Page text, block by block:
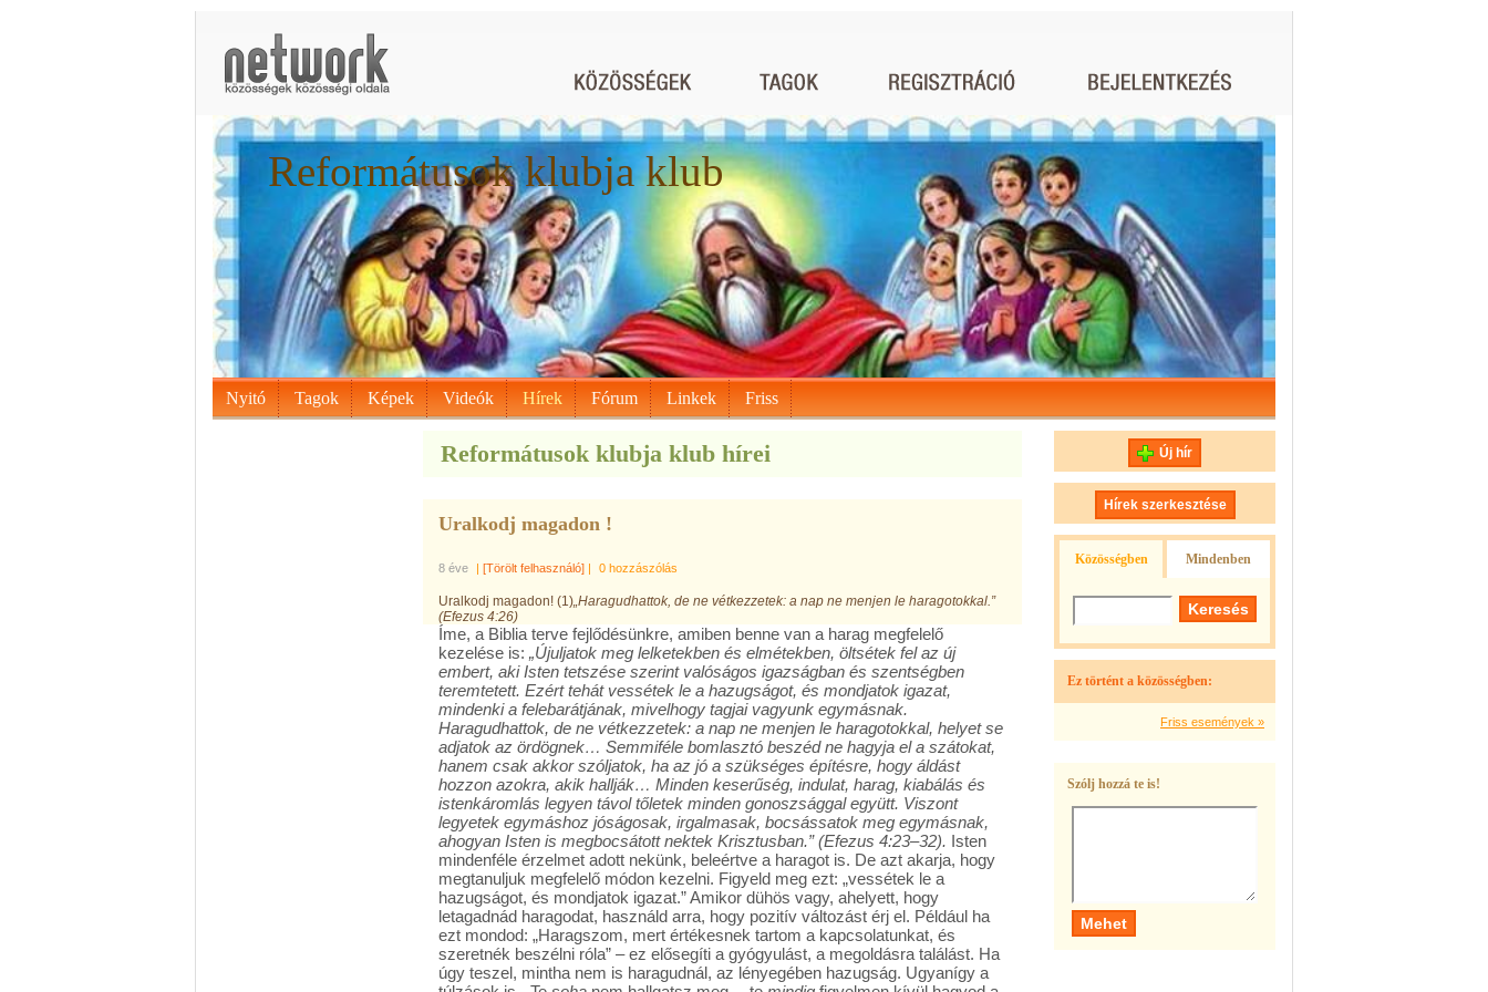
Reformátusok klubja klub
Nyitó Tagok Képek Videók Hírek Fórum Linkek Friss
Reformátusok klubja klub hírei
Uralkodj magadon !
8 éve | [Törölt felhasználó] | 0 hozzászólás
Uralkodj magadon! (1)„Haragudhattok, de ne vétkezzetek: a nap ne menjen le haragotokkal.”
(Efezus 4:26)
Íme, a Biblia terve fejlődésünkre, amiben benne van a harag megfelelő
kezelése is: „Újuljatok meg lelketekben és elmétekben, öltsétek fel az új
embert, aki Isten tetszése szerint valóságos igazságban és szentségben
teremtetett. Ezért tehát vessétek le a hazugságot, és mondjatok igazat,
mindenki a felebarátjának, mivelhogy tagjai vagyunk egymásnak.
Haragudhattok, de ne vétkezzetek: a nap ne menjen le haragotokkal, helyet se
adjatok az ördögnek… Semmiféle bomlasztó beszéd ne hagyja el a szátokat,
hanem csak akkor szóljatok, ha az jó a szükséges építésre, hogy áldást
hozzon azokra, akik hallják… Minden keserűség, indulat, harag, kiabálás és
istenkáromlás legyen távol tőletek minden gonoszsággal együtt. Viszont
legyetek egymáshoz jóságosak, irgalmasak, bocsássatok meg egymásnak,
ahogyan Isten is megbocsátott nektek Krisztusban.” (Efezus 4:23–32). Isten
mindenféle érzelmet adott nekünk, beleértve a haragot is. De azt akarja, hogy
megtanuljuk megfelelő módon kezelni. Figyeld meg ezt: „vessétek le a
hazugságot, és mondjatok igazat.” Amikor dühös vagy, ahelyett, hogy
letagadnád haragodat, használd arra, hogy pozitív változást érj el. Például ha
ezt mondod: „Haragszom, mert értékesnek tartom a kapcsolatunkat, és
szeretnék beszélni róla” – ez elősegíti a gyógyulást, a megoldásra találást. Ha
úgy teszel, mintha nem is haragudnál, az lényegében hazugság. Ugyanígy a
Új hír
Hírek szerkesztése
Közösségben Mindenben
Ez történt a közösségben:
Friss események »
Szólj hozzá te is!